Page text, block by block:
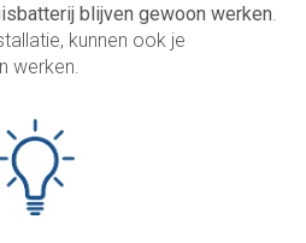
blijven gewoon werken.
kunnen ook je
werken.